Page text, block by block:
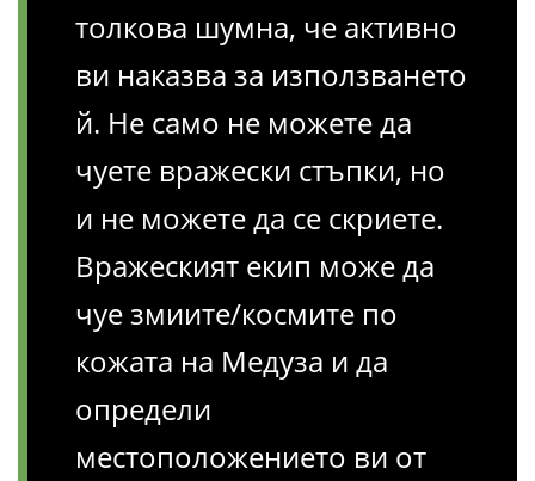
толкова шумна, че активно
ви наказва за използването
й. Не само не можете да
чуете вражески стъпки, но
и не можете да се скриете.
Вражеският екип може да
чуе змиите/космите по
кожата на Медуза и да
определи
местоположението ви от